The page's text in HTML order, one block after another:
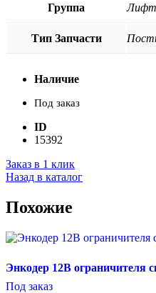
Группа Лифт
Тип Запчасти
Наличие
Под заказ
ID
15392
Заказ в 1 клик
Назад в каталог
Похожие
Энкодер 12В ограничителя
Под заказ